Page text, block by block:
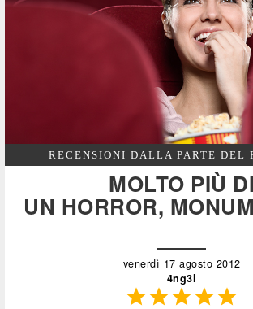
RECENSIONI DALLA PARTE DEL
MOLTO PIÙ DI
UN HORROR,
venerdì 17 agosto 2012
4ng3l
